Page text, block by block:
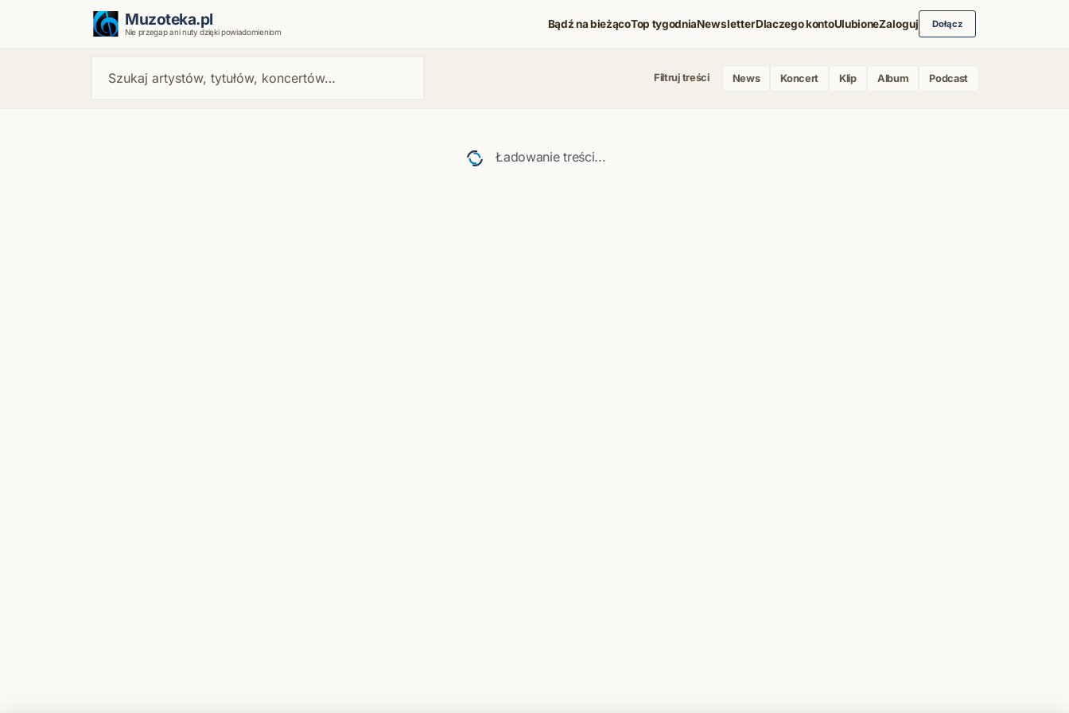
Muzoteka.pl
Nie przegap ani nuty dzięki powiadomieniom
Bądź na bieżącoTop tygodniaNewsletterDlaczego kontoUlubioneZaloguj Dołącz
Filtruj treści News Koncert Klip Album Podcast
Ładowanie treści...